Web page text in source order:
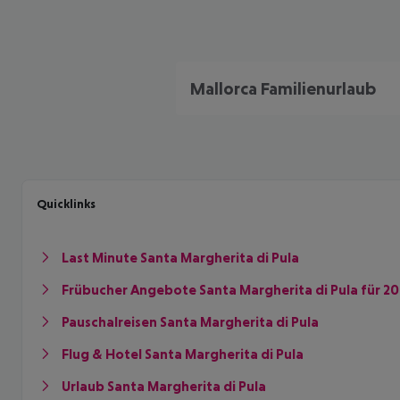
Mallorca Familienurlaub
Quicklinks
Last Minute Santa Margherita di Pula
Frübucher Angebote Santa Margherita di Pula für
Pauschalreisen Santa Margherita di Pula
Flug & Hotel Santa Margherita di Pula
Urlaub Santa Margherita di Pula